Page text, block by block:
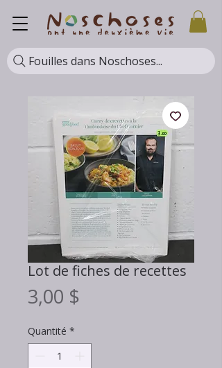
Fouilles dans Noschoses...
Lot de fiches de recettes
3,00 $
Quantité *